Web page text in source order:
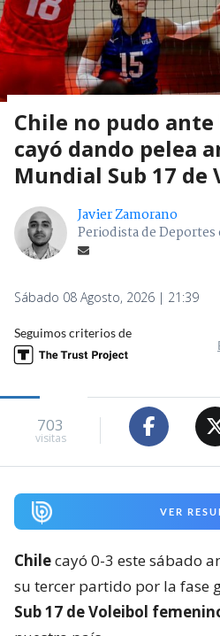
Chile no pudo
cayó dando pelea
Mundial Sub 17 de
Javier Zamorano
Periodista de
Sábado 08 Agosto, 2026 | 21:39
Seguimos criterios de
703
visitas
VER
Chilecayó 0-3 este sábado
su tercer partido por la fase
Sub 17 de Voleibol